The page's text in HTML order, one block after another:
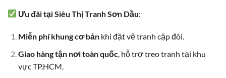
Ưu đãi tại Siêu Thị Tranh Sơn Dầu:
Miễn phí khung cơ bảnkhi đặt vẽ tranh cặp đôi.
Giao hàng tận nơi toàn quốc, hỗ trợ treo tranh tại khu
vực TP.HCM.